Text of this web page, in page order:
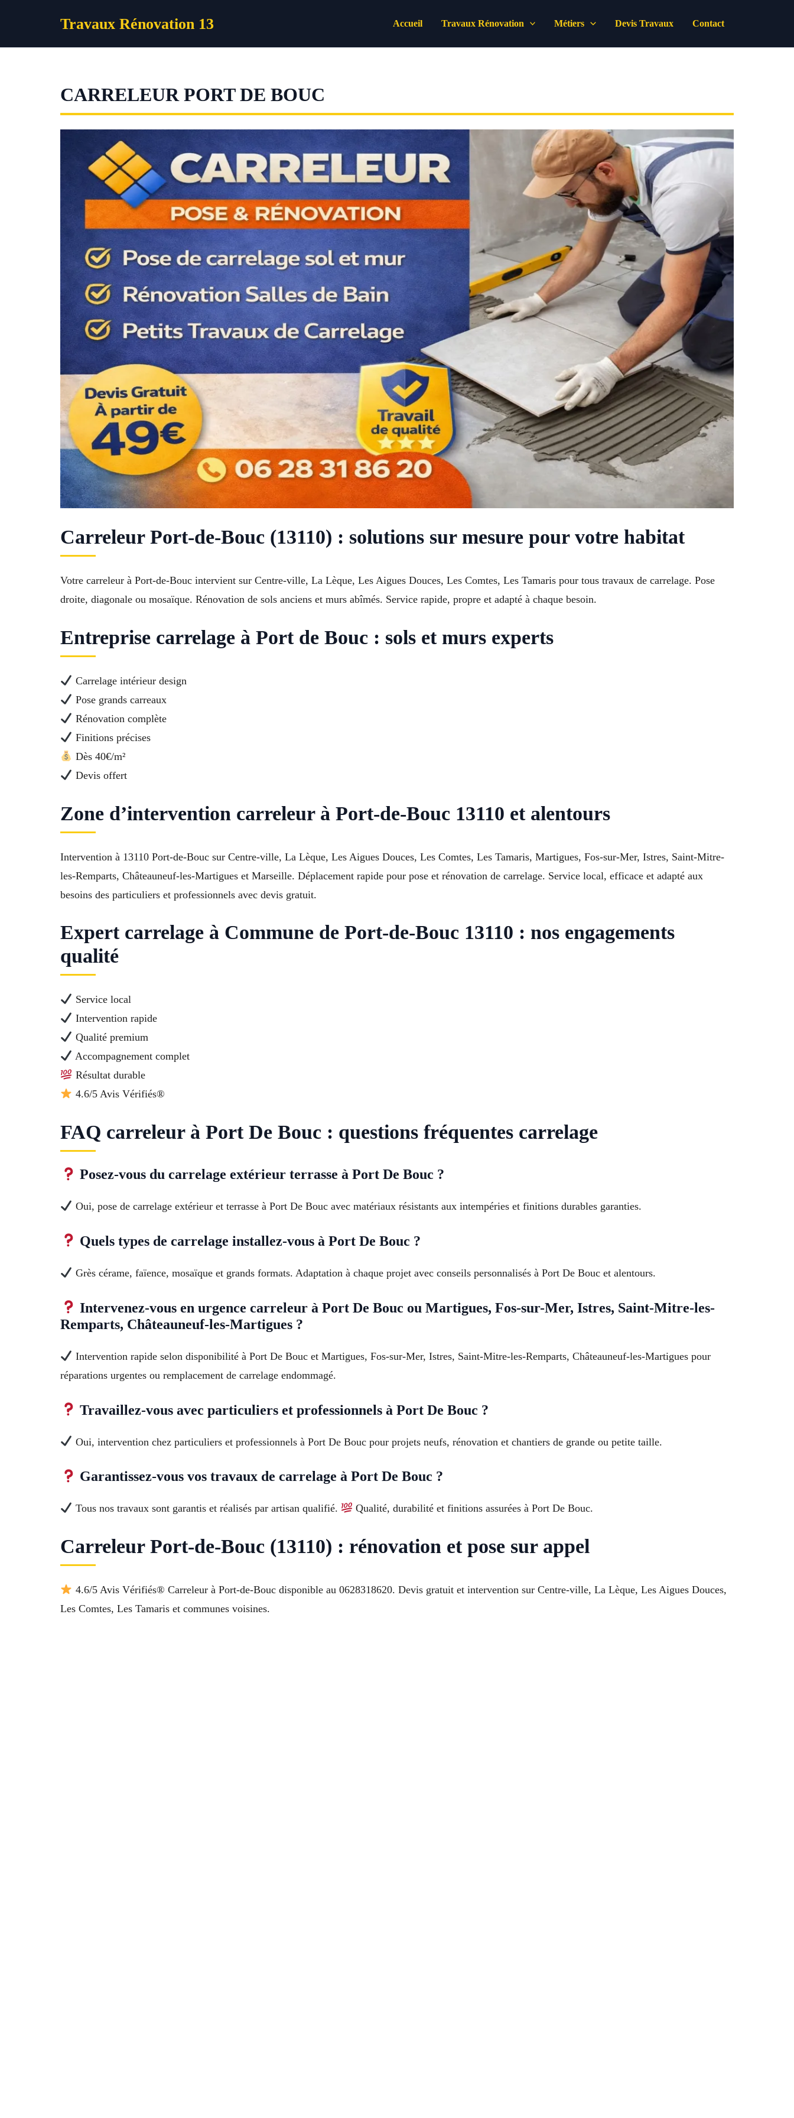
Travaux Rénovation 13 Accueil Travaux Rénovation Métiers Devis Travaux Contact
CARRELEUR PORT DE BOUC
Carreleur Port-de-Bouc (13110) : solutions sur mesure pour votre habitat
Votre carreleur à Port-de-Bouc intervient sur Centre-ville, La Lèque, Les Aigues Douces, Les Comtes, Les Tamaris pour tous travaux de carrelage. Pose
droite, diagonale ou mosaïque. Rénovation de sols anciens et murs abîmés. Service rapide, propre et adapté à chaque besoin.
Entreprise carrelage à Port de Bouc : sols et murs experts
Carrelage intérieur design
Pose grands carreaux
Rénovation complète
Finitions précises
Dès 40€/m²
Devis offert
Zone d’intervention carreleur à Port-de-Bouc 13110 et alentours
Intervention à 13110 Port-de-Bouc sur Centre-ville, La Lèque, Les Aigues Douces, Les Comtes, Les Tamaris, Martigues, Fos-sur-Mer, Istres, Saint-Mitre-
les-Remparts, Châteauneuf-les-Martigues et Marseille. Déplacement rapide pour pose et rénovation de carrelage. Service local, efficace et adapté aux
besoins des particuliers et professionnels avec devis gratuit.
Expert carrelage à Commune de Port-de-Bouc 13110 : nos engagements
qualité
Service local
Intervention rapide
Qualité premium
Accompagnement complet
Résultat durable
4.6/5 Avis Vérifiés®
FAQ carreleur à Port De Bouc : questions fréquentes carrelage
Posez-vous du carrelage extérieur terrasse à Port De Bouc ?
Oui, pose de carrelage extérieur et terrasse à Port De Bouc avec matériaux résistants aux intempéries et finitions durables garanties.
Quels types de carrelage installez-vous à Port De Bouc ?
Grès cérame, faïence, mosaïque et grands formats. Adaptation à chaque projet avec conseils personnalisés à Port De Bouc et alentours.
Intervenez-vous en urgence carreleur à Port De Bouc ou Martigues, Fos-sur-Mer, Istres, Saint-Mitre-les-
Remparts, Châteauneuf-les-Martigues ?
Intervention rapide selon disponibilité à Port De Bouc et Martigues, Fos-sur-Mer, Istres, Saint-Mitre-les-Remparts, Châteauneuf-les-Martigues pour
réparations urgentes ou remplacement de carrelage endommagé.
Travaillez-vous avec particuliers et professionnels à Port De Bouc ?
Oui, intervention chez particuliers et professionnels à Port De Bouc pour projets neufs, rénovation et chantiers de grande ou petite taille.
Garantissez-vous vos travaux de carrelage à Port De Bouc ?
Tous nos travaux sont garantis et réalisés par artisan qualifié. Qualité, durabilité et finitions assurées à Port De Bouc.
Carreleur Port-de-Bouc (13110) : rénovation et pose sur appel
4.6/5 Avis Vérifiés® Carreleur à Port-de-Bouc disponible au 0628318620. Devis gratuit et intervention sur Centre-ville, La Lèque, Les Aigues Douces,
Les Comtes, Les Tamaris et communes voisines.